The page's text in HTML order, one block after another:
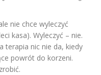
nie chce wyleczyć
kasa). Wyleczyć – nie.
terapia nic nie da, kiedy
powrót do korzeni.